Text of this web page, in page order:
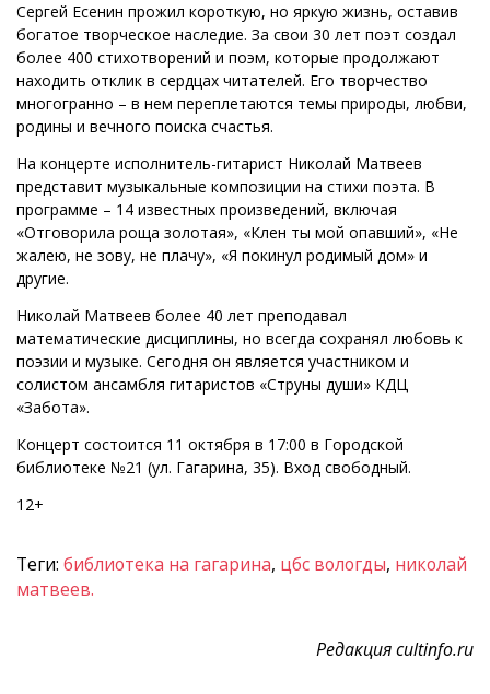
Сергей Есенин прожил короткую, но яркую жизнь, оставив
богатое творческое наследие. За свои 30 лет поэт создал
более 400 стихотворений и поэм, которые продолжают
находить отклик в сердцах читателей. Его творчество
многогранно – в нем переплетаются темы природы, любви,
родины и вечного поиска счастья.
На концерте исполнитель-гитарист Николай Матвеев
представит музыкальные композиции на стихи поэта. В
программе – 14 известных произведений, включая
«Отговорила роща золотая», «Клен ты мой опавший», «Не
жалею, не зову, не плачу», «Я покинул родимый дом» и
другие.
Николай Матвеев более 40 лет преподавал
математические дисциплины, но всегда сохранял любовь к
поэзии и музыке. Сегодня он является участником и
солистом ансамбля гитаристов «Струны души» КДЦ
«Забота».
Концерт состоится 11 октября в 17:00 в Городской
библиотеке №21 (ул. Гагарина, 35). Вход свободный.
12+
Теги: библиотека на гагарина, цбс вологды, николай
матвеев.
Редакция cultinfo.ru